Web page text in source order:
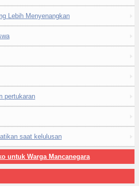
Lebih Menyenangkan
pertukaran
saat kelulusan
untuk Warga Mancanegara